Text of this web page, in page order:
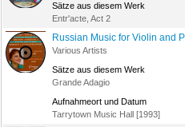
Sätze aus diesem Werk
Entr'acte, Act 2
Russian Music for Violin and
Various Artists
Sätze aus diesem Werk
Grande Adagio
Aufnahmeort und Datum
Tarrytown Music Hall [1993]